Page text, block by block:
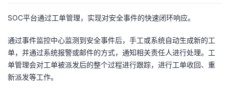
SOC平台通过工单管理，实现对安全事件的快速闭环响应。
通过事件监控中心监测到安全事件后，手工或系统自动生成新的工
单，并通过系统报警或邮件的方式，通知相关责任人进行处理。工
单管理会对工单被派发后的整个过程进行跟踪，进行工单收回、重
新派发等工作。